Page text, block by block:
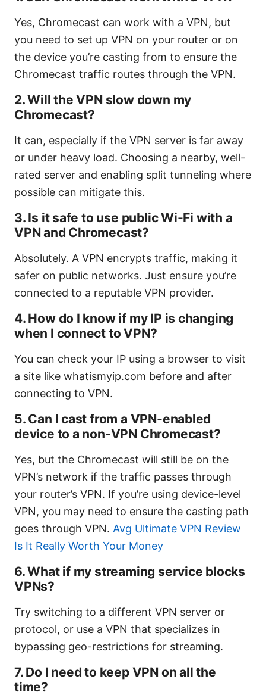
Yes, Chromecast can work with a VPN, but
you need to set up VPN on your router or on
the device you’re casting from to ensure the
Chromecast traffic routes through the VPN.
2. Will the VPN slow down my
Chromecast?
It can, especially if the VPN server is far away
or under heavy load. Choosing a nearby, well-
rated server and enabling split tunneling where
possible can mitigate this.
3. Is it safe to use public Wi-Fi with a
VPN and Chromecast?
Absolutely. A VPN encrypts traffic, making it
safer on public networks. Just ensure you’re
connected to a reputable VPN provider.
4. How do I know if my IP is changing
when I connect to VPN?
You can check your IP using a browser to visit
a site like whatismyip.com before and after
connecting to VPN.
5. Can I cast from a VPN-enabled
device to a non-VPN Chromecast?
Yes, but the Chromecast will still be on the
VPN’s network if the traffic passes through
your router’s VPN. If you’re using device-level
VPN, you may need to ensure the casting path
goes through VPN. Avg Ultimate VPN Review
Is It Really Worth Your Money
6. What if my streaming service blocks
VPNs?
Try switching to a different VPN server or
protocol, or use a VPN that specializes in
bypassing geo-restrictions for streaming.
7. Do I need to keep VPN on all the
time?